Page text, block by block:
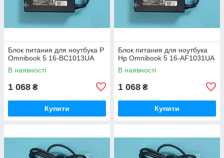
Блок питания для ноутбука P
Omnibook 5 16-BC1013UA
В наявності
1 068 ₴
Купити
Блок питания для ноутбука
Hp Omnibook 5 16-AF1031UA
В наявності
1 068 ₴
Купити